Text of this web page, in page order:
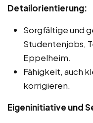
Detailorientierung:
Sorgfältige und
Studentenjobs,
Eppelheim.
Fähigkeit, auch
korrigieren.
Eigeninitiative und